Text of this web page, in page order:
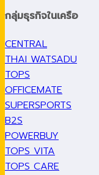
กลุ่มธุรกิจในเครือ
CENTRAL
THAI WATSADU
TOPS
OFFICEMATE
SUPERSPORTS
B2S
POWERBUY
TOPS VITA
TOPS CARE